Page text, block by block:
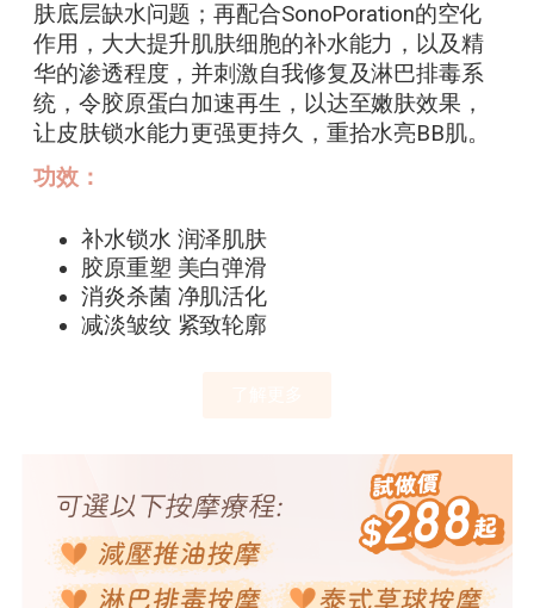
肤底层缺水问题；再配合SonoPoration的空化
作用，大大提升肌肤细胞的补水能力，以及精
华的渗透程度，并刺激自我修复及淋巴排毒系
统，令胶原蛋白加速再生，以达至嫩肤效果，
让皮肤锁水能力更强更持久，重拾水亮BB肌。
功效：
补水锁水 润泽肌肤
胶原重塑 美白弹滑
消炎杀菌 净肌活化
减淡皱纹 紧致轮廓